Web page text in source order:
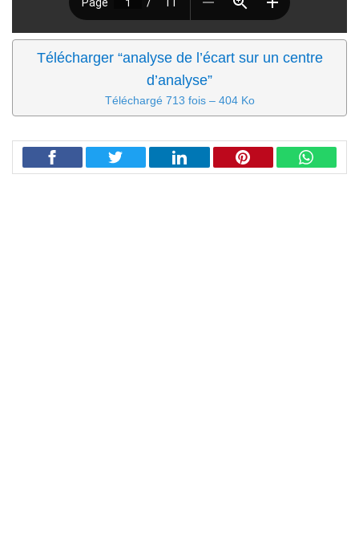
Télécharger “analyse de l’écart sur un centre
d’analyse”
Téléchargé 713 fois – 404 Ko